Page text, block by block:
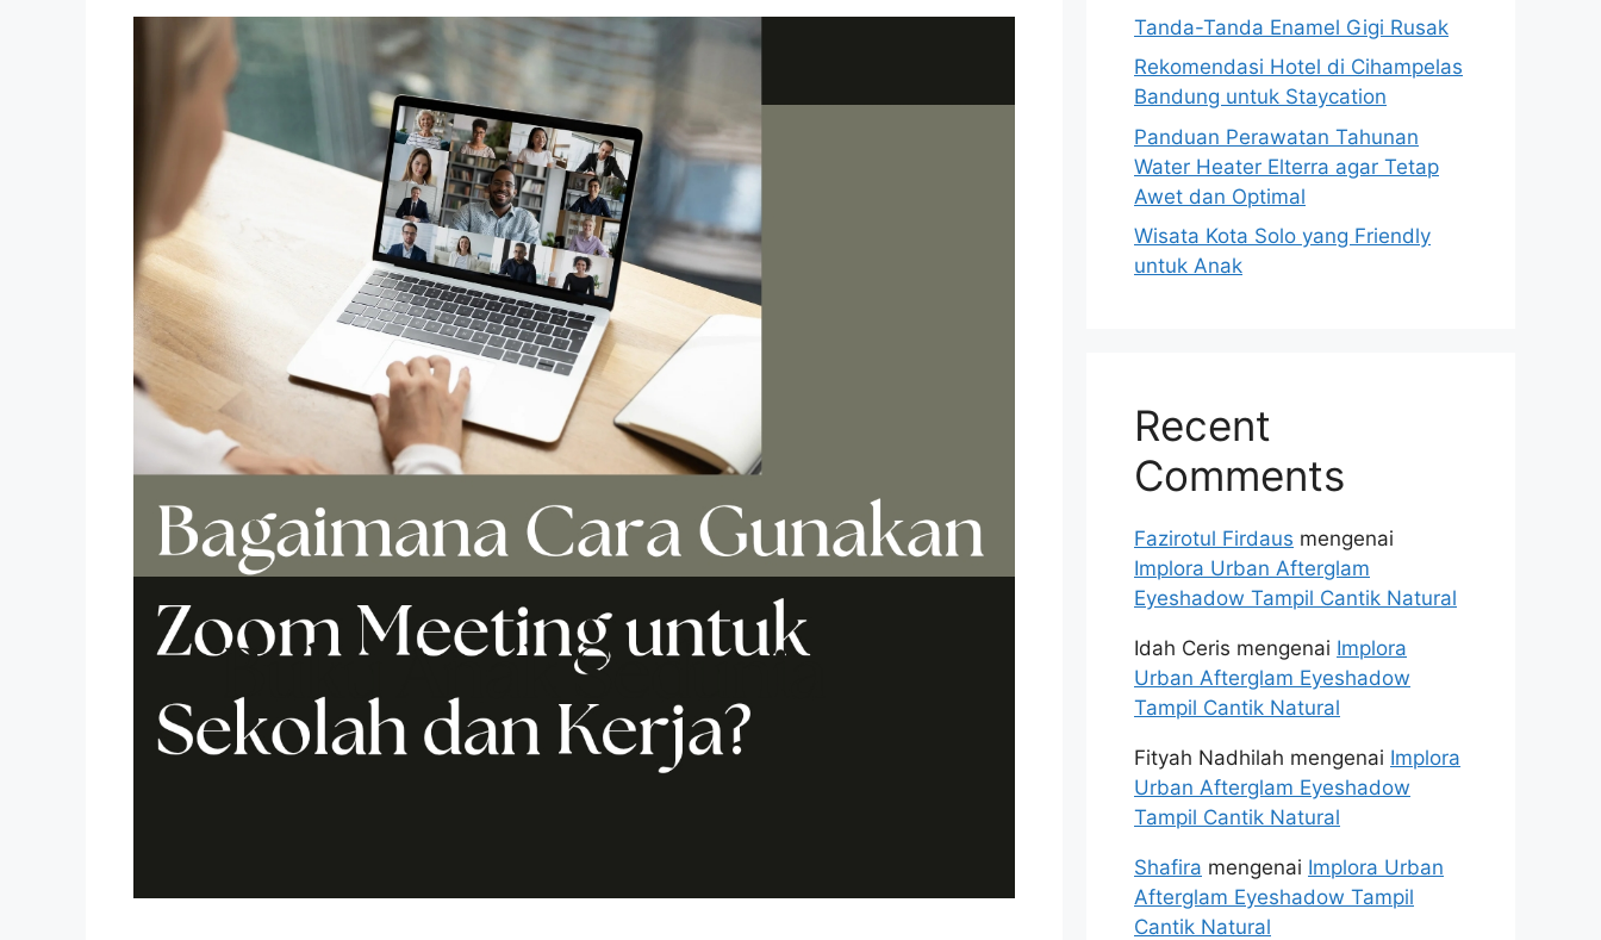
Tanda-Tanda Enamel Gigi Rusak
Rekomendasi Hotel di Cihampelas
Bandung untuk Staycation
Panduan Perawatan Tahunan
Water Heater Elterra agar Tetap
Awet dan Optimal
Wisata Kota Solo yang Friendly
untuk Anak
Recent
Comments
Fazirotul Firdaus mengenai
Implora Urban Afterglam
Eyeshadow Tampil Cantik Natural
Idah Ceris mengenai Implora
Urban Afterglam Eyeshadow
Tampil Cantik Natural
Fityah Nadhilah mengenai Implora
Urban Afterglam Eyeshadow
Tampil Cantik Natural
Shafira mengenai Implora Urban
Afterglam Eyeshadow Tampil
Cantik Natural